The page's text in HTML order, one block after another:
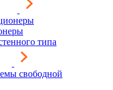
типа
свободной